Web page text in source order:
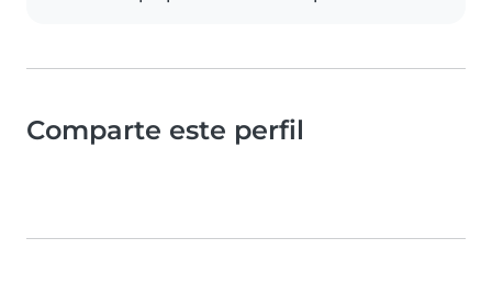
Comparte este perfil